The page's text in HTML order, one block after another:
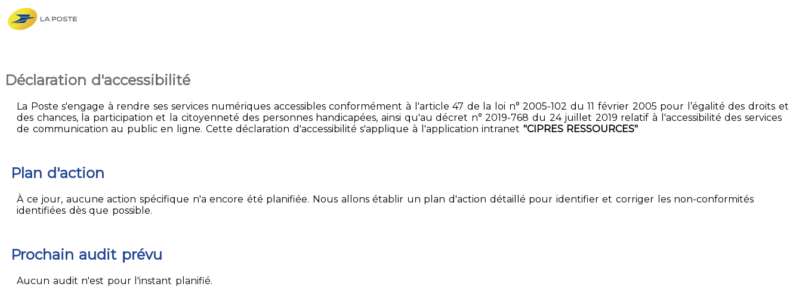
Déclaration d'accessibilité
La Poste s'engage à rendre ses services numériques accessibles conformément à l'article 47 de la loi n° 2005-102 du 11 février 2005 pour l’égalité des droits et
des chances, la participation et la citoyenneté des personnes handicapées, ainsi qu'au décret n° 2019-768 du 24 juillet 2019 relatif à l'accessibilité des services
de communication au public en ligne. Cette déclaration d'accessibilité s'applique à l'application intranet "CIPRES RESSOURCES"
Plan d'action
À ce jour, aucune action spécifique n'a encore été planifiée. Nous allons établir un plan d'action détaillé pour identifier et corriger les non-conformités
identifiées dès que possible.
Prochain audit prévu
Aucun audit n'est pour l'instant planifié.